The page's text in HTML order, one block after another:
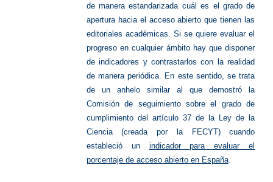
de manera estandarizada cuál es el grado de
apertura hacia el acceso abierto que tienen las
editoriales académicas. Si se quiere evaluar el
progreso en cualquier ámbito hay que disponer
de indicadores y contrastarlos con la realidad
de manera periódica. En este sentido, se trata
de un anhelo similar al que demostró la
Comisión de seguimiento sobre el grado de
cumplimiento del artículo 37 de la Ley de la
Ciencia (creada por la FECYT) cuando
estableció un indicador para evaluar el
porcentaje de acceso abierto en España.